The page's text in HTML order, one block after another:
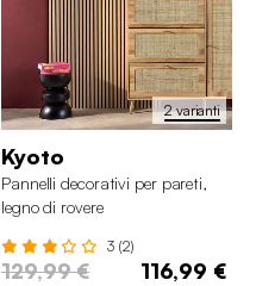
2 varianti
Kyoto
Pannelli decorativi per pareti,
legno di rovere
3 (2)
129,99 € 116,99 €